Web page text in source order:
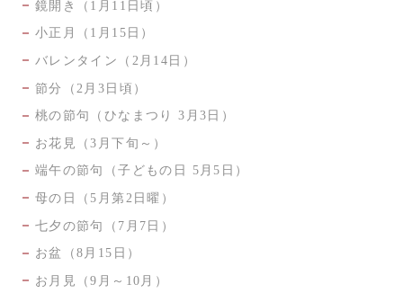
鏡開き（1月11日頃）
小正月（1月15日）
バレンタイン（2月14日）
節分（2月3日頃）
桃の節句（ひなまつり 3月3日）
お花見（3月下旬～）
端午の節句（子どもの日 5月5日）
母の日（5月第2日曜）
七夕の節句（7月7日）
お盆（8月15日）
お月見（9月～10月）